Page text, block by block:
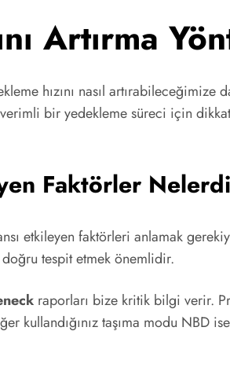
Artırma
hızını nasıl artırabileceğimize
bir yedekleme süreci için
Faktörler
etkileyen faktörleri anlamak
doğru tespit etmek önemlidir.
raporları bize kritik bilgi verir.
kullandığınız taşıma modu NBD